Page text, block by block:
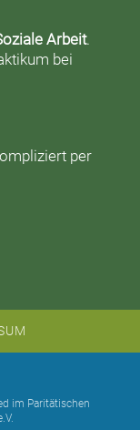
Arbeit.
bei
per
im Paritätischen